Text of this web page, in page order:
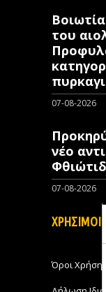
του
07-08-2026
νέo
07-08-2026
ΧΡΗΣΙΜΟΙ
Όροι Χρήσης